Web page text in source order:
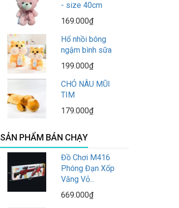
- size 40cm
169.000₫
Hổ nhồi bông
ngậm bình sữa
199.000₫
CHÓ NÂU MŨI
TIM
179.000₫
SẢN PHẨM BÁN CHẠY
Đồ Chơi M416
Phóng Đạn Xốp
Văng Vỏ...
669.000₫